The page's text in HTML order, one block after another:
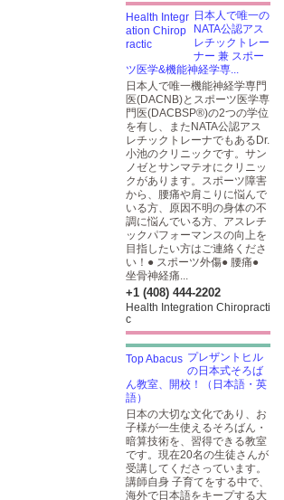
日本人で唯一の
NATA公認アス
レチックトレー
ナー 兼 スポー
ツ医学&機能神経学専...
日本人で唯一機能神経学専門
医(DACNB)とスポーツ医学専
門医(DACBSP®)の2つの学位
を有し、またNATA公認アス
レチックトレーナでもあるDr.
小池のクリニックです。サン
ノゼとサンマテオにクリニッ
クがあります。スポーツ障害
から、腰痛や肩こりに悩んで
いる方、原因不明の身体の不
調に悩んでいる方、アスレチ
ックパフォーマンスの向上を
目指したい方はご連絡くださ
い！● スポーツ外傷● 腰痛●
坐骨神経痛...
+1 (408) 444-2202
Health Integration Chiropracti
c
プレザントヒル
の日本式そろば
ん教室、開校！（日本語・英
語）
日本の大切な文化であり、お
子様が一生使えるそろばん・
暗算技術を、習得できる教室
です。現在20名の生徒さんが
受講してくださっています。
講師自身 子育てをする中で、
海外で日本語をキープする大